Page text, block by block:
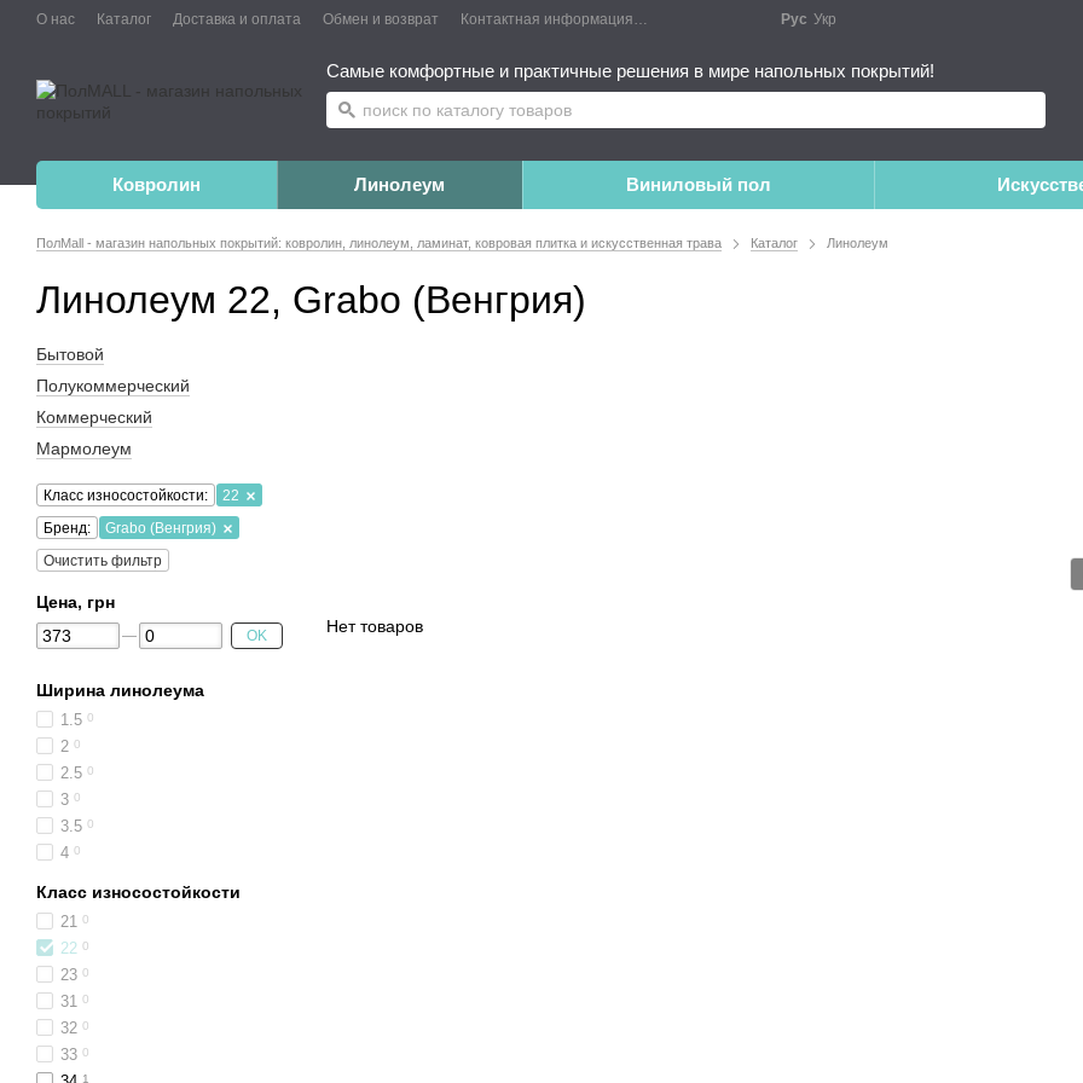
О нас Каталог Доставка и оплата Обмен и возврат Контактная информация Публичный договор
Рус Укр
Самые комфортные и практичные решения в мире напольных покрытий!
Ковролин Линолеум Виниловый пол
ПолMall - магазин напольных покрытий: ковролин, линолеум, ламинат, ковровая плитка и искусственная трава Каталог Линолеум
Линолеум 22, Grabo (Венгрия)
Нет товаров
Бытовой
Полукоммерческий
Коммерческий
Мармолеум
Класс износостойкости:
22
Бренд:
Grabo (Венгрия)
Очистить фильтр
Цена, грн
OK
Ширина линолеума
1.5 0
2 0
2.5 0
3 0
3.5 0
4 0
Класс износостойкости
21 0
22 0
23 0
31 0
32 0
33 0
1